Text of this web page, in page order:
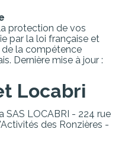
protection de vos
par la loi française et
la compétence
Dernière mise à jour :
Locabri
SAS LOCABRI - 224 rue
des Ronzières -